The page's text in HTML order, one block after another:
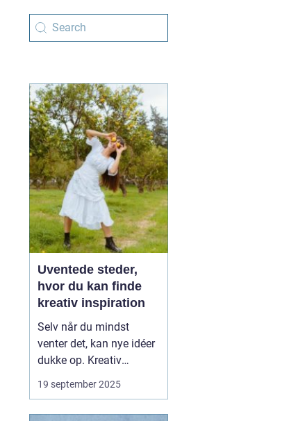
Uventede steder,
hvor du kan finde
kreativ inspiration
Selv når du mindst
venter det, kan nye idéer
dukke op. Kreativ
inspiration behøver ikke
komme fra klassiske
19 september 2025